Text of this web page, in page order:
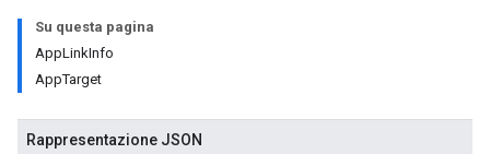
Su questa pagina
AppLinkInfo
AppTarget
Rappresentazione JSON